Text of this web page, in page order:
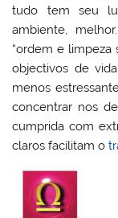
tudo tem seu
ambiente,
“ordem e limpeza
objectivos de
menos
concentrar nos
cumprida com
claros facilitam o